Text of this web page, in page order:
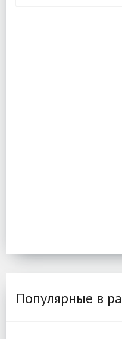
Популярные в